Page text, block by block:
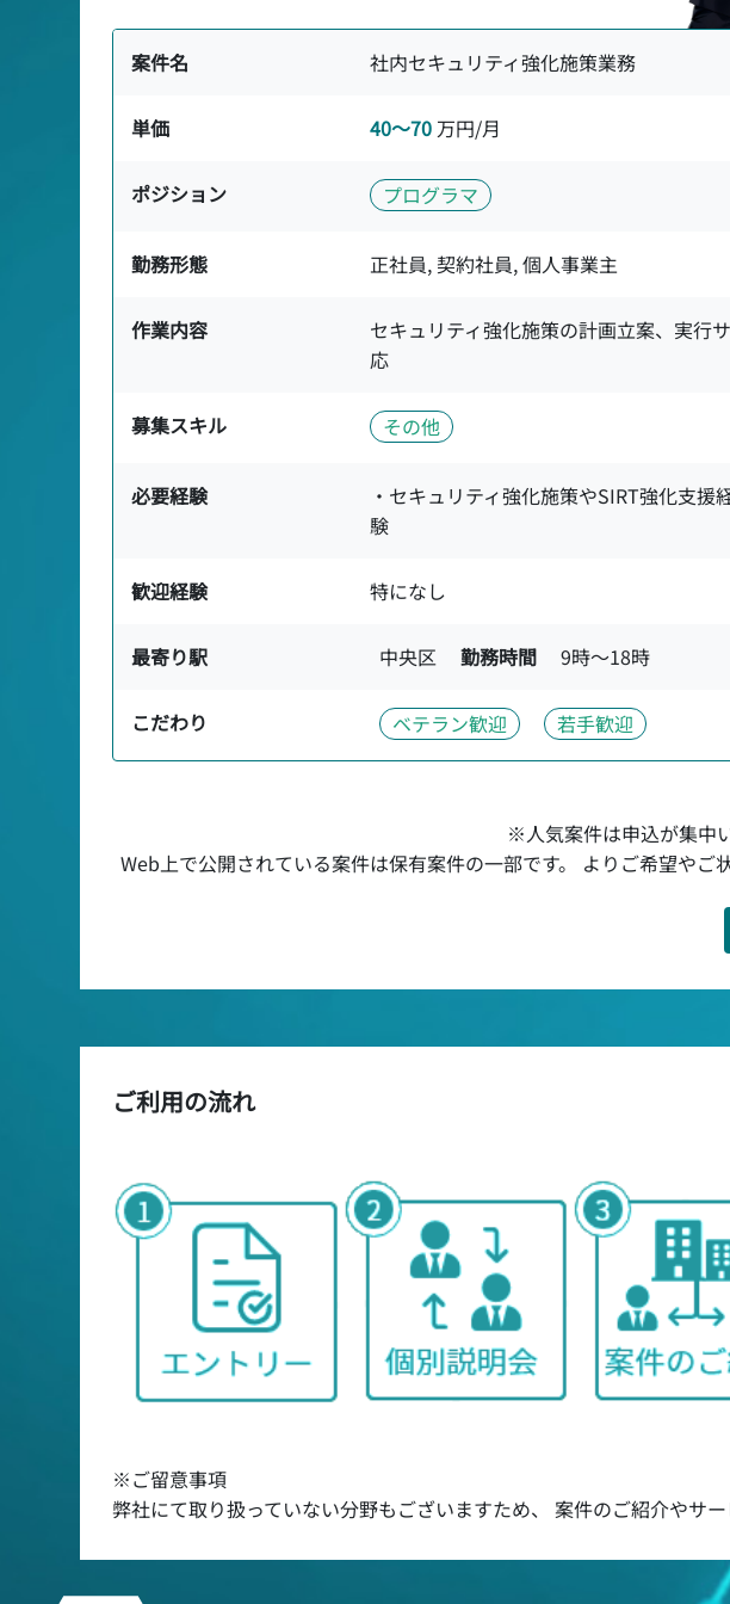
案件名 社内セキュリティ強化施策業務
単価 40〜70 万円/月
ポジション プログラマ
勤務形態 正社員, 契約社員, 個人事業主
作業内容
セキュリティ強化施策の計画立案、実行
応
募集スキル その他
必要経験
・セキュリティ強化施策やSIRT強化支
験
歓迎経験 特になし
最寄り駅 中央区 勤務時間 9時〜18時
こだわり ベテラン歓迎 若手歓迎
※人気案件は申込が集中
Web上で公開されている案件は保有案件の一部です。 よりご希望や
ご利用の流れ
※ご留意事項
弊社にて取り扱っていない分野もございますため、 案件のご紹介やサ